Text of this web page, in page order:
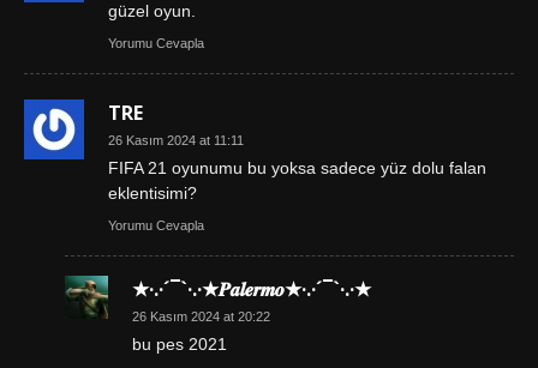
güzel oyun.
Yorumu Cevapla
TRE
26 Kasım 2024 at 11:11
FIFA 21 oyunumu bu yoksa sadece yüz dolu falan
eklentisimi?
Yorumu Cevapla
★·.·´¯`·.·★𝑷𝒂𝒍𝒆𝒓𝒎𝒐★·.·´¯`·.·★
26 Kasım 2024 at 20:22
bu pes 2021